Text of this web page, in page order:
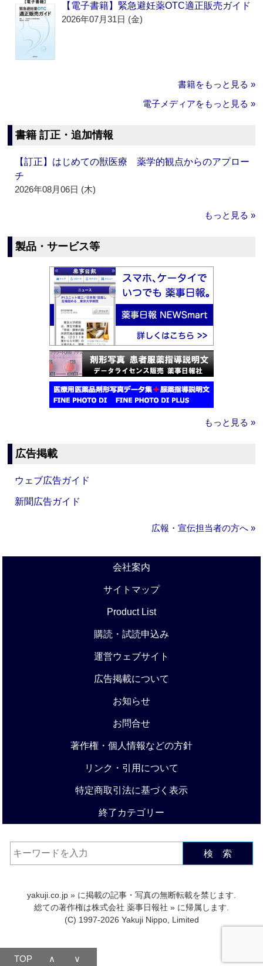
【電子書籍】緊急避妊薬OTC適正販売ガイド
2026年07月31日 (金)
書籍をもっと見る »
電子メディアをもっと見る »
書籍 訂正・追加情報
【訂正】はじめての獣医療 薬学的観点からのアプロー
チ
2026年08月06日 (木)
もっと見る »
製品・サービス等
もっと見る »
広告掲載
ウェブ広告ガイド
新聞広告ガイド
広報・宣伝担当者の方へ »
会社案内
サイトマップ
Product List
購読・試読申込み
運営ウェブサイト
広告掲載について
お知らせ
お問合せ
著作権・個人情報などの方針
リンク・引用について
特定商取引法に基づく表示
終了カテゴリー
検 索
yakuji.co.jp » に掲載の記事・写真の無断転載を禁じます.
総ての著作権は株式会社 薬事日報社 » に帰属します.
(C) 1997-2026 Yakuji Nippo, Limited
TOP ∧ ∨